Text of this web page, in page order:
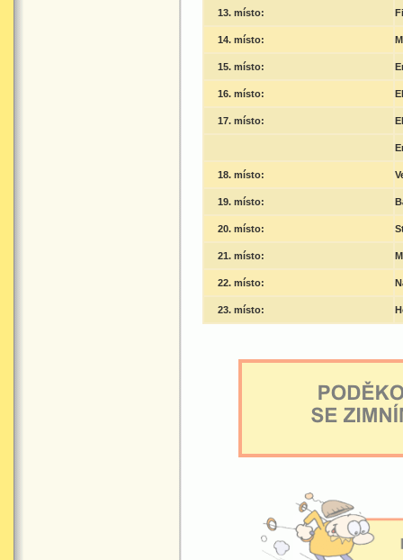
13. místo:
14. místo:
15. místo:
16. místo:
17. místo:
18. místo:
19. místo:
20. místo:
21. místo:
22. místo:
23. místo: